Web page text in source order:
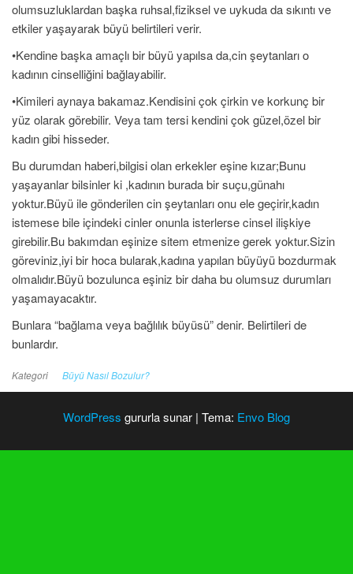
olumsuzluklardan başka ruhsal,fiziksel ve uykuda da sıkıntı ve
etkiler yaşayarak büyü belirtileri verir.
•Kendine başka amaçlı bir büyü yapılsa da,cin şeytanları o
kadının cinselliğini bağlayabilir.
•Kimileri aynaya bakamaz.Kendisini çok çirkin ve korkunç bir
yüz olarak görebilir. Veya tam tersi kendini çok güzel,özel bir
kadın gibi hisseder.
Bu durumdan haberi,bilgisi olan erkekler eşine kızar;Bunu
yaşayanlar bilsinler ki ,kadının burada bir suçu,günahı
yoktur.Büyü ile gönderilen cin şeytanları onu ele geçirir,kadın
istemese bile içindeki cinler onunla isterlerse cinsel ilişkiye
girebilir.Bu bakımdan eşinize sitem etmenize gerek yoktur.Sizin
göreviniz,iyi bir hoca bularak,kadına yapılan büyüyü bozdurmak
olmalıdır.Büyü bozulunca eşiniz bir daha bu olumsuz durumları
yaşamayacaktır.
Bunlara “bağlama veya bağlılık büyüsü” denir. Belirtileri de
bunlardır.
Kategori Büyü Nasıl Bozulur?
WordPress gururla sunar | Tema: Envo Blog